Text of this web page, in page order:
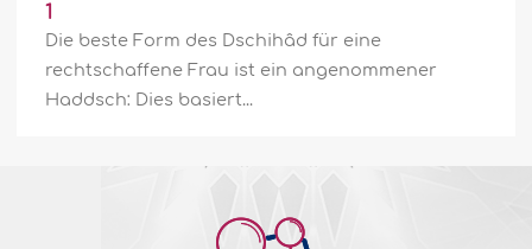
1
Die beste Form des Dschihâd für eine
rechtschaffene Frau ist ein angenommener
Haddsch: Dies basiert...